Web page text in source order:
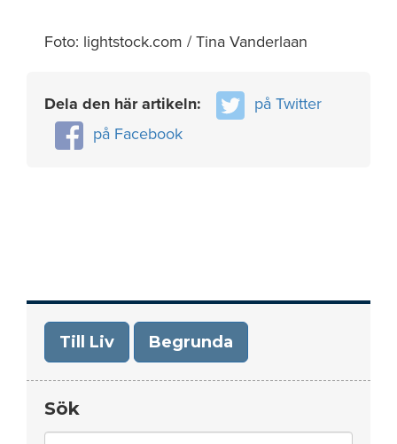
Foto: lightstock.com / Tina Vanderlaan
Dela den här artikeln:
på Twitter
på Facebook
Till Liv Begrunda
Sök